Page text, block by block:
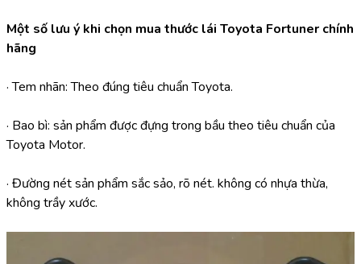
Một số lưu ý khi chọn mua thước lái Toyota Fortuner chính
hãng
· Tem nhãn: Theo đúng tiêu chuẩn Toyota.
· Bao bì: sản phẩm được đựng trong bầu theo tiêu chuẩn của
Toyota Motor.
· Đường nét sản phẩm sắc sảo, rõ nét. không có nhựa thừa,
không trầy xước.